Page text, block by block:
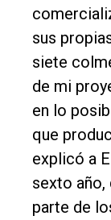
Balcarce
Inicio
Tendencia
Int.
General
Política
Cultura
sus
siete
de mi
en lo
que
explicó a
sexto
parte de